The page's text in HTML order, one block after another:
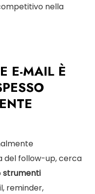
nella
E-MAIL È
del follow-up, cerca
strumenti
reminder,